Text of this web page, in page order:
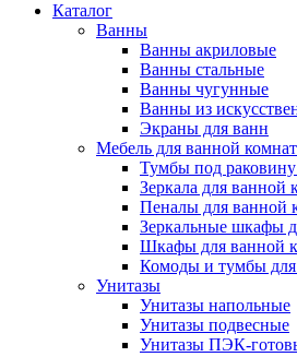
Каталог
Ванны
Ванны акриловые
Ванны стальные
Ванны чугунные
Ванны из
Экраны для ванн
Мебель для ванной
Тумбы под
Зеркала для ванной
Пеналы для ванной
Зеркальные шкафы
Шкафы для ванной
Комоды и тумбы
Унитазы
Унитазы напольные
Унитазы подвесные
Унитазы ПЭК-